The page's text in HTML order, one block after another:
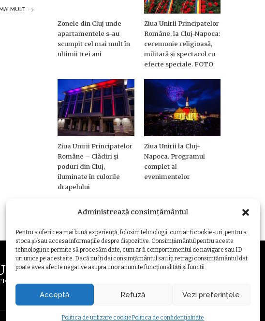
Administrează consimțământul
Pentru a oferi cea mai bună experiență, folosim tehnologii, cum ar fi cookie-uri, pentru a
stoca și/sau accesa informațiile despre dispozitive. Consimțământul pentru aceste
tehnologii ne permite să procesăm date, cum ar fi comportamentul de navigare sau ID-
uri unice pe acest site. Dacă nu îți dai consimțământul sau îți retragi consimțământul dat
poate avea afecte negative asupra unor anumite funcționalități și funcții.
Acceptă Refuză Vezi preferințele
Politica de utilizare cookiePolitica de confidențialitate
MULT
Zonele din Cluj unde
apartamentele s-au
scumpit cel mai mult în
ultimii trei ani
Ziua Unirii Principatelor
Române, la Cluj-Napoca:
ceremonie religioasă,
militară și spectacol cu
efecte speciale. FOTO
Ziua Unirii Principatelor
Române – Clădiri și
poduri din Cluj,
iluminate în culorile
drapelului
Ziua Unirii la Cluj-
Napoca. Programul
complet al
evenimentelor
DE UTILIZARE COOKIE